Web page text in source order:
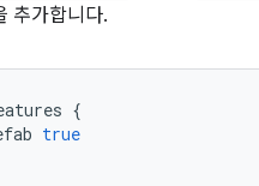
추가합니다.
{
true